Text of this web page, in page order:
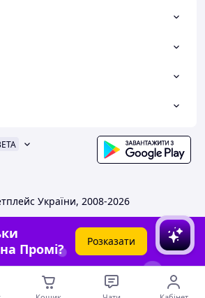
України, 2008-2026
Промі?
Розказати